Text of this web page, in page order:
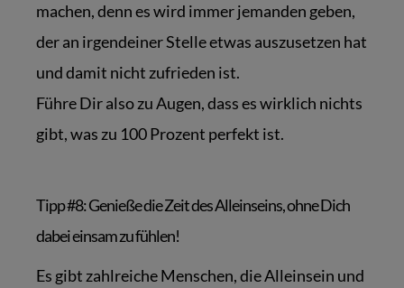
machen, denn es wird immer jemanden geben,
der an irgendeiner Stelle etwas auszusetzen hat
und damit nicht zufrieden ist.
Führe Dir also zu Augen, dass es wirklich nichts
gibt, was zu 100 Prozent perfekt ist.
Tipp #8: Genieße die Zeit des Alleinseins, ohne Dich
dabei einsam zu fühlen!
Es gibt zahlreiche Menschen, die Alleinsein und